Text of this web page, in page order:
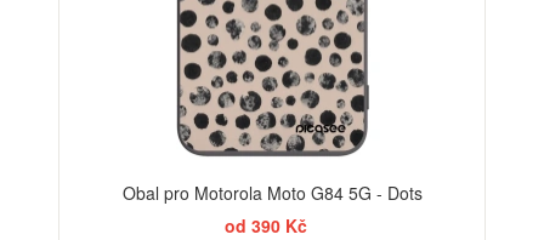
Obal pro Motorola Moto G84 5G - Dots
od 390 Kč